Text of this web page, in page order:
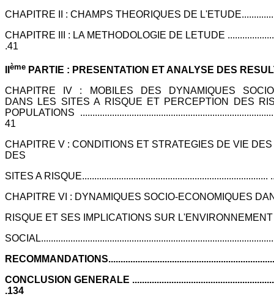
CHAPITRE II : CHAMPS THEORIQUES DE
CHAPITRE III : LA METHODOLOGIE DE LETUDE
.41
ème PARTIE : PRESENTATION ET ANALYSE DES
CHAPITRE IV : MOBILES DES DYNAMIQUES SOCIO-
DANS LES SITES A RISQUE ET PERCEPTION DES
POPULATIONS
41
CHAPITRE V : CONDITIONS ET STRATEGIES DE VIE
DES
SITES A RISQUE............................................................................
CHAPITRE VI : DYNAMIQUES SOCIO-ECONOMIQUES
RISQUE ET SES IMPLICATIONS SUR L'ENVIRONNEMENT
CONCLUSION GENERALE
.134